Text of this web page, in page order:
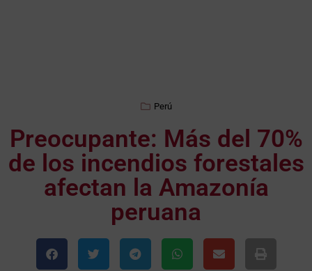
Perú
Preocupante: Más del 70%
de los incendios forestales
afectan la Amazonía
peruana